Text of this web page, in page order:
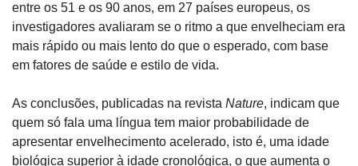
entre os 51 e os 90 anos, em 27 países europeus, os
investigadores avaliaram se o ritmo a que envelheciam era
mais rápido ou mais lento do que o esperado, com base
em fatores de saúde e estilo de vida.
As conclusões, publicadas na revista Nature, indicam que
quem só fala uma língua tem maior probabilidade de
apresentar envelhecimento acelerado, isto é, uma idade
biológica superior à idade cronológica, o que aumenta o